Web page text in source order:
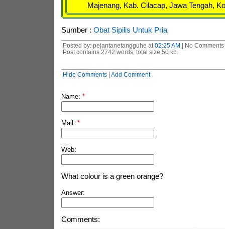
Majenang, Kab. Cilacap, Jawa Tengah,
Sumber : Obat Sipilis Untuk Pria
Posted by: pejantanetangguhe at 02:25 AM | No
Post contains 2742 words, total size 50 kb.
Hide Comments| Add Comment
Name: *
Mail: *
Web:
What colour is a green orange?
Answer:
Comments: